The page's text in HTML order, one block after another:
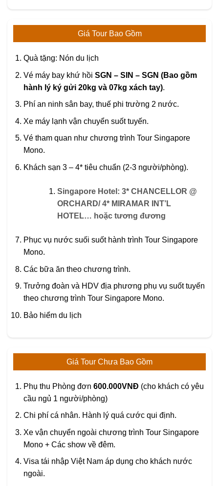
Giá Tour Bao Gồm
Quà tặng: Nón du lịch
Vé máy bay khứ hồi SGN – SIN – SGN (Bao gồm
hành lý ký gửi 20kg và 07kg xách tay).
Phí an ninh sân bay, thuế phi trường 2 nước.
Xe máy lạnh vận chuyển suốt tuyến.
Vé tham quan như chương trình Tour Singapore
Mono.
Khách sạn 3 – 4* tiêu chuẩn (2-3 người/phòng).
Singapore Hotel: 3* CHANCELLOR @
ORCHARD/4* MIRAMAR INT’L
HOTEL… hoặc tương đương
Phục vụ nước suối suốt hành trình Tour Singapore
Mono.
Các bữa ăn theo chương trình.
Trưởng đoàn và HDV địa phương phụ vụ suốt tuyến
theo chương trình Tour Singapore Mono.
Bảo hiểm du lịch
Giá Tour Chưa Bao Gồm
Phụ thu Phòng đơn 600.000VNĐ (cho khách có yêu
cầu ngủ 1 người/phòng)
Chi phí cá nhân. Hành lý quá cước qui định.
Xe vận chuyển ngoài chương trình Tour Singapore
Mono + Các show về đêm.
Visa tái nhập Việt Nam áp dụng cho khách nước
ngoài.